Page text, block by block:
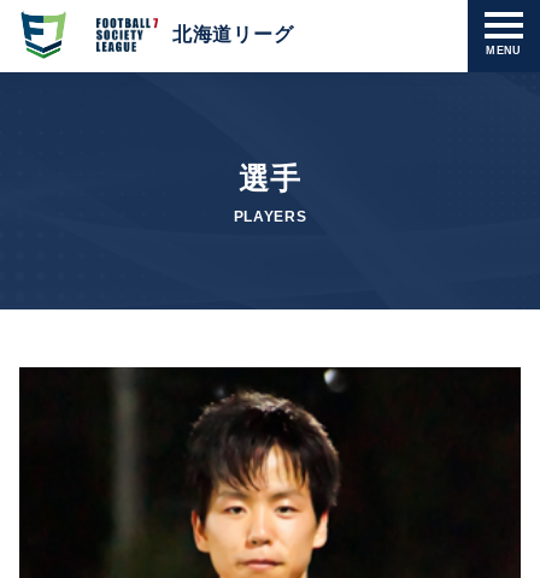
MENU
北海道リーグ
選手
PLAYERS